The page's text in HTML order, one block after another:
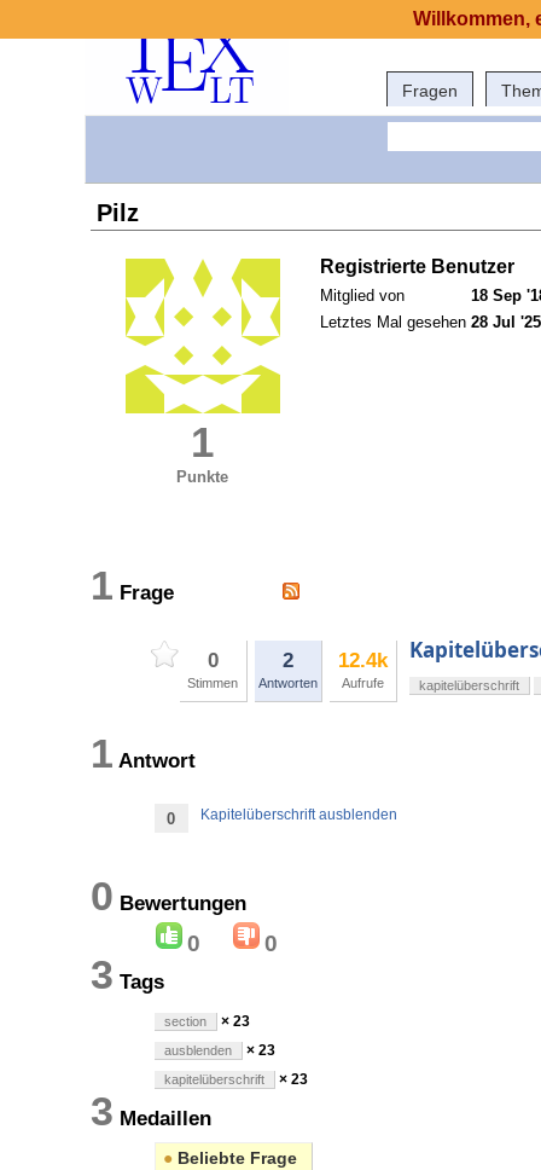
Fragen
Pilz
1
Punkte
Registrierte Benutzer
Mitglied von
18 Sep
Letztes Mal gesehen 28 Jul
1 Frage
0
Stimmen
2
Antworten
12.4k
Aufrufe kapitelüberschrift
1 Antwort
0 Kapitelüberschrift ausblenden
0 Bewertungen
0 0
3 Tags
section × 23
ausblenden × 23
kapitelüberschrift × 23
3 Medaillen
● Beliebte Frage
Willkommen,